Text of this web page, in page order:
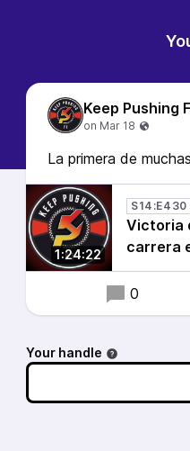
Keep Pushing
La primera de muchas
1:24:22
S14:E430
Victoria
carrera
0
Your handle